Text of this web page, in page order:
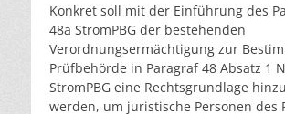
Konkret soll mit der Einführung des
48a StromPBG der bestehenden
Verordnungsermächtigung zur
Prüfbehörde in Paragraf 48 Absatz 1
StromPBG eine Rechtsgrundlage
werden, um juristische Personen des